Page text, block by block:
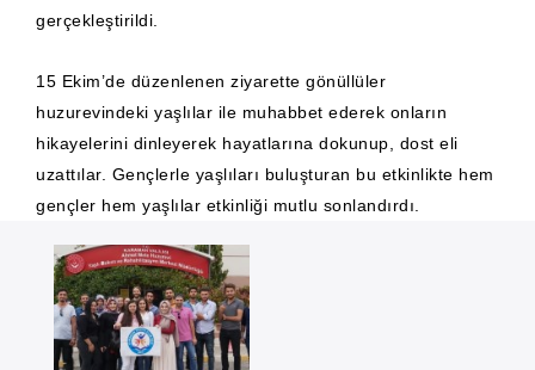
gerçekleştirildi.
15 Ekim’de düzenlenen ziyarette gönüllüler
huzurevindeki yaşlılar ile muhabbet ederek onların
hikayelerini dinleyerek hayatlarına dokunup, dost eli
uzattılar. Gençlerle yaşlıları buluşturan bu etkinlikte hem
gençler hem yaşlılar etkinliği mutlu sonlandırdı.